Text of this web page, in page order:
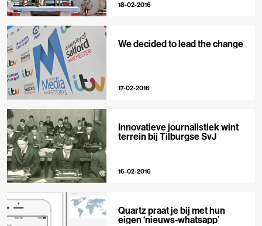
18-02-2016
We decided to lead the change
17-02-2016
Innovatieve journalistiek wint
terrein bij Tilburgse SvJ
16-02-2016
Quartz praat je bij met hun
eigen ‘nieuws-whatsapp’